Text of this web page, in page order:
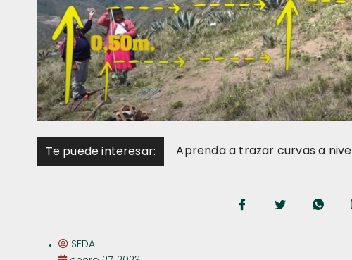
Te puede interesar: Aprenda a trazar curvas a nivel
SEDAL